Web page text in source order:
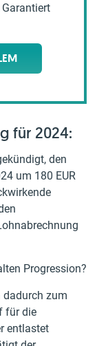
für 2024:
den
um 180 EUR
Progression?
dadurch zum
für die
entlastet